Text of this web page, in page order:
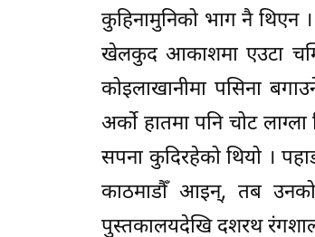
कुहिनामुनिको भाग नै थिएन
खेलकुद आकाशमा एउटा
कोइलाखानीमा पसिना
अर्को हातमा पनि चोट
सपना कुदिरहेको थियो ।
काठमाडौँ आइन्, तब
पुस्तकालयदेखि दशरथ